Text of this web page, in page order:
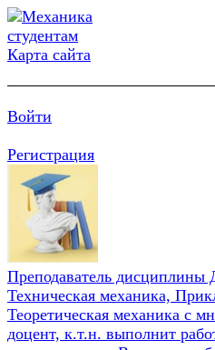
Карта сайта
Войти
Регистрация
Преподаватель дисциплины
Техническая механика,
Теоретическая механика с
доцент, к.т.н. выполнит